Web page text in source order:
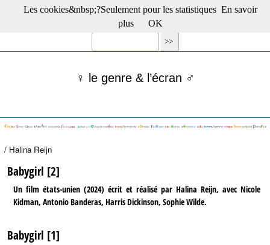
☰ Menu
Films récents
Films -TV/plates-formes
Archives
S’abonner à la Lettre !
♀ le genre & l’écran ♂
/ Halina Reijn
Babygirl [2]
Un film états-unien (2024) écrit et réalisé par Halina Reijn, avec Nicole
Kidman, Antonio Banderas, Harris Dickinson, Sophie Wilde.
Babygirl [1]
Les cookies&nbsp;?Seulement pour les statistiques En savoir
plus
OK